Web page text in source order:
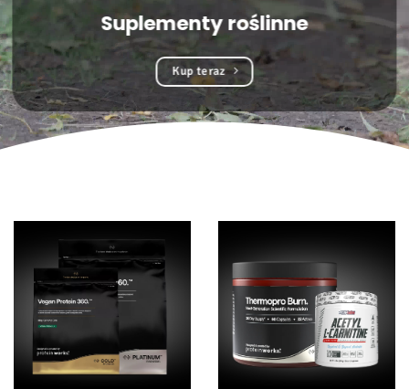
Suplementy roślinne
Kup teraz